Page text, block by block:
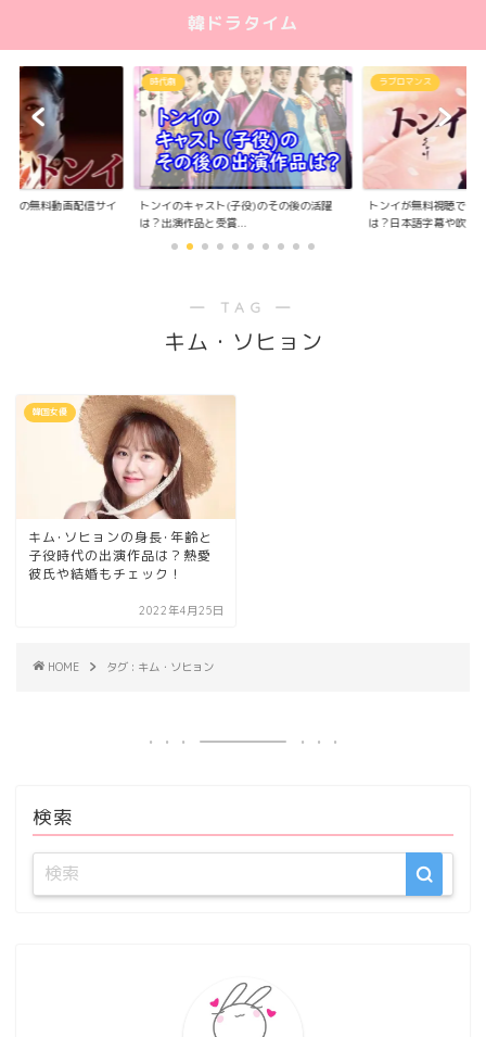
韓ドラタイム
版の無料動画配信サイ
時代劇
トンイのキャスト(子役)のその後の活躍
は？出演作品と受賞...
ラブロマンス
トンイが無料視聴でき
は？日本語字幕や吹き...
― TAG ―
キム・ソヒョン
韓国女優
キム･ソヒョンの身長･年齢と
子役時代の出演作品は？熱愛
彼氏や結婚もチェック！
2022年4月25日
HOME タグ : キム・ソヒョン
検索